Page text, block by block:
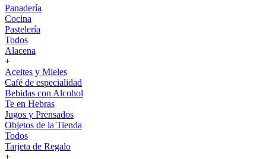
Panadería
Cocina
Pastelería
Todos
Alacena
+
Aceites y Mieles
Café de especialidad
Bebidas con Alcohol
Te en Hebras
Jugos y Prensados
Objetos de la Tienda
Todos
Tarjeta de Regalo
+